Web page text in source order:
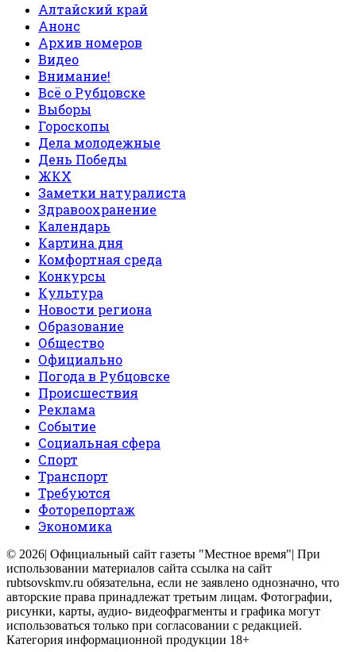
Алтайский край
Анонс
Архив номеров
Видео
Внимание!
Всё о Рубцовске
Выборы
Гороскопы
Дела молодежные
День Победы
ЖКХ
Заметки натуралиста
Здравоохранение
Календарь
Картина дня
Комфортная среда
Конкурсы
Культура
Новости региона
Образование
Общество
Официально
Погода в Рубцовске
Происшествия
Реклама
Событие
Социальная сфера
Спорт
Транспорт
Требуются
Фоторепортаж
Экономика
© 2026| Официальный сайт газеты "Местное время"| При
использовании материалов сайта ссылка на сайт
rubtsovskmv.ru обязательна, если не заявлено однозначно, что
авторские права принадлежат третьим лицам. Фотографии,
рисунки, карты, аудио- видеофрагменты и графика могут
использоваться только при согласовании с редакцией.
Категория информационной продукции 18+